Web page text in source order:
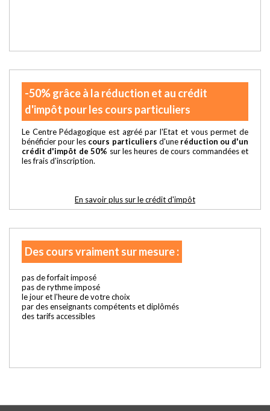
-50% grâce à la réduction et au crédit
d'impôt pour les cours particuliers
Le Centre Pédagogique est agréé par l'Etat et vous permet de
bénéficier pour les cours particuliers d'une réduction ou d'un
crédit d'impôt de 50% sur les heures de cours commandées et
les frais d'inscription.
En savoir plus sur le crédit d'impôt
Des cours vraiment sur mesure :
pas de forfait imposé
pas de rythme imposé
le jour et l'heure de votre choix
par des enseignants compétents et diplômés
des tarifs accessibles